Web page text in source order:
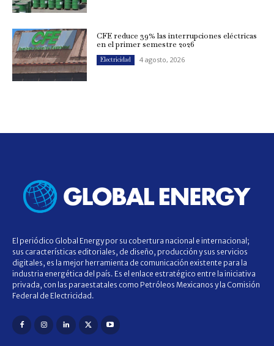
CFE reduce 39% las interrupciones eléctricas
en el primer semestre 2026
Electricidad 4 agosto, 2026
El periódico Global Energy por su cobertura nacional e internacional;
sus características editoriales, de diseño, producción y sus servicios
digitales, es la mejor herramienta de comunicación existente para la
industria energética del país. Es el enlace estratégico entre la iniciativa
privada, con las paraestatales como Petróleos Mexicanos y la Comisión
Federal de Electricidad.